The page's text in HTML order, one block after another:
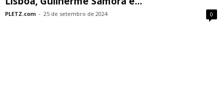
PLETZ.com - 25 de setembro de 2024 0